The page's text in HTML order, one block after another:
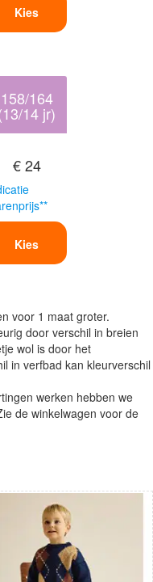
Kies
158/164
14 jr)
€ 24
Kies
voor 1 maat groter.
door verschil in breien
wol is door het
in verfbad kan kleurverschil
werken hebben we
de winkelwagen voor de